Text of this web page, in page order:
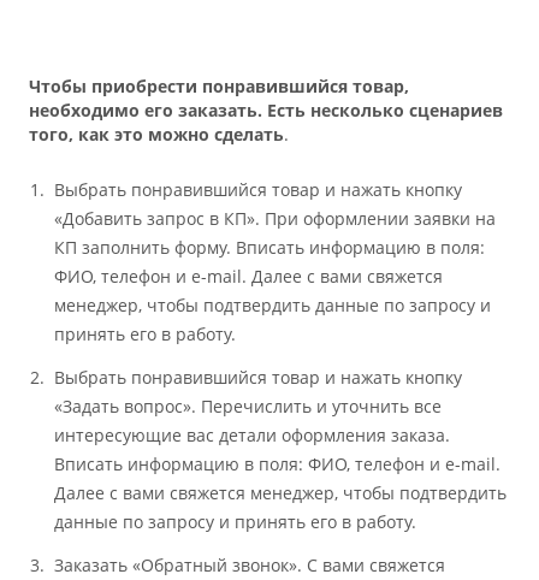
Чтобы приобрести понравившийся товар,
необходимо его заказать. Есть несколько сценариев
того, как это можно сделать.
Выбрать понравившийся товар и нажать кнопку
«Добавить запрос в КП». При оформлении заявки на
КП заполнить форму. Вписать информацию в поля:
ФИО, телефон и e-mail. Далее с вами свяжется
менеджер, чтобы подтвердить данные по запросу и
принять его в работу.
Выбрать понравившийся товар и нажать кнопку
«Задать вопрос». Перечислить и уточнить все
интересующие вас детали оформления заказа.
Вписать информацию в поля: ФИО, телефон и e-mail.
Далее с вами свяжется менеджер, чтобы подтвердить
данные по запросу и принять его в работу.
Заказать «Обратный звонок». С вами свяжется